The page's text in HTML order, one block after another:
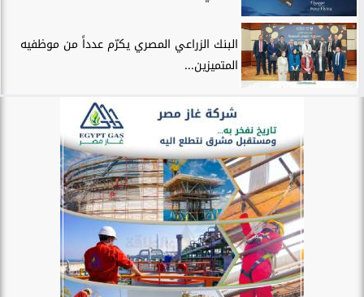
البنك الزراعي المصري يكرّم عدداً من موظفيه
المتميزين...